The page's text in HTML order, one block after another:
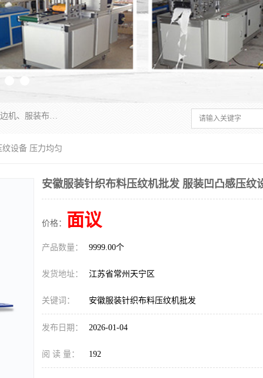
常州联宇机电自动化科技有限公司主营产品：pvc塑料焊机、高频热合机、软膜天花压边机、服装布料凹凸压花机、布料3d压印设备、服装植胶设备、超声波布料花边机、无纺布热合机、全自动压花机。
设备 压力均匀
安徽服装针织布料压纹机批发 服装凹凸感压纹
价格： 面议
产品数量： 9999.00个
发货地址： 江苏省常州天宁区
关键词： 安徽服装针织布料压纹机批发
发布日期： 2026-01-04
阅 读 量： 192